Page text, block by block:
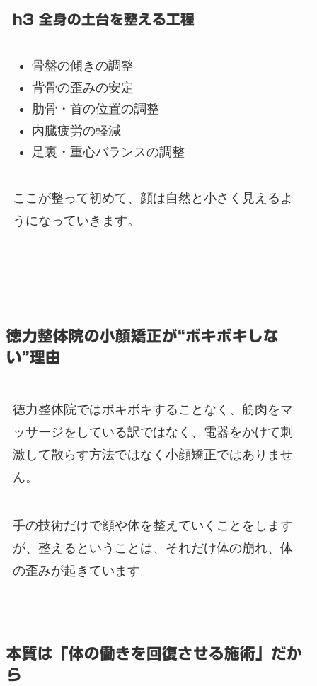
h3 全身の土台を整える工程
骨盤の傾きの調整
背骨の歪みの安定
肋骨・首の位置の調整
内臓疲労の軽減
足裏・重心バランスの調整
ここが整って初めて、顔は自然と小さく見えるよ
うになっていきます。
徳力整体院の小顔矯正が“ボキボキしな
い”理由
徳力整体院ではボキボキすることなく、筋肉をマ
ッサージをしている訳ではなく、電器をかけて刺
激して散らす方法ではなく小顔矯正ではありませ
ん。
手の技術だけで顔や体を整えていくことをします
が、整えるということは、それだけ体の崩れ、体
の歪みが起きています。
本質は「体の働きを回復させる施術」だか
ら